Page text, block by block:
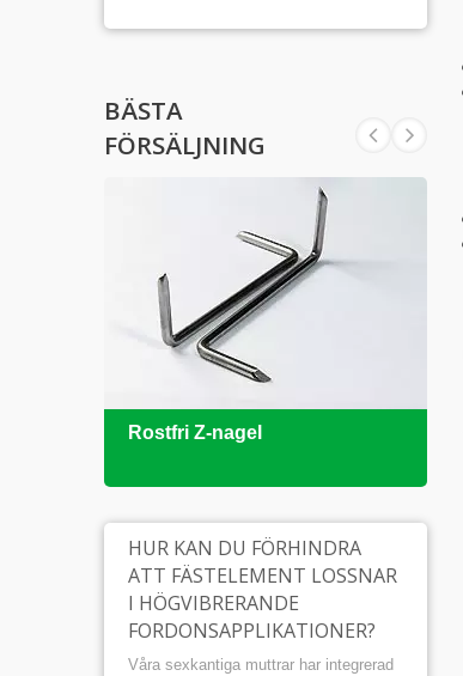
BÄSTA
FÖRSÄLJNING
Rostfri Z-nagel
HUR KAN DU FÖRHINDRA
ATT FÄSTELEMENT LOSSNAR
I HÖGVIBRERANDE
FORDONSAPPLIKATIONER?
Våra sexkantiga muttrar har integrerad